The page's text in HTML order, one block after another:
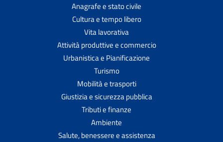
Anagrafe e stato civile
Cultura e tempo libero
Vita lavorativa
Attività produttive e commercio
Urbanistica e Pianificazione
Turismo
Mobilità e trasporti
Giustizia e sicurezza pubblica
Tributi e finanze
Ambiente
Salute, benessere e assistenza